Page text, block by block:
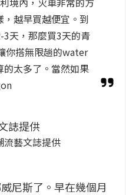
，越早買越便宜。到
天，那麼買3天的青
你搭無限趟的water
太多了。當然如果
流藝文誌提供
尼斯了。早在幾個月